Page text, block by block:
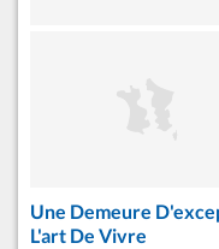
Une Demeure
L'art De Vivre